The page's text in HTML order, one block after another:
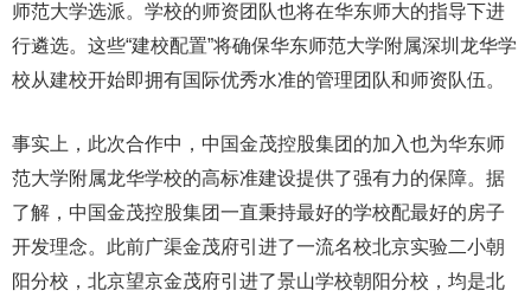
师范大学选派。学校的师资团队也将在华东师大的指导下进
行遴选。这些“建校配置”将确保华东师范大学附属深圳龙华学
校从建校开始即拥有国际优秀水准的管理团队和师资队伍。
事实上，此次合作中，中国金茂控股集团的加入也为华东师
范大学附属龙华学校的高标准建设提供了强有力的保障。据
了解，中国金茂控股集团一直秉持最好的学校配最好的房子
开发理念。此前广渠金茂府引进了一流名校北京实验二小朝
阳分校，北京望京金茂府引进了景山学校朝阳分校，均是北